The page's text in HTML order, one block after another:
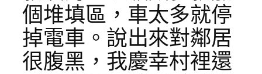
個堆填區，車太多就停
掉電車。說出來對鄰居
很腹黑，我慶幸村裡還